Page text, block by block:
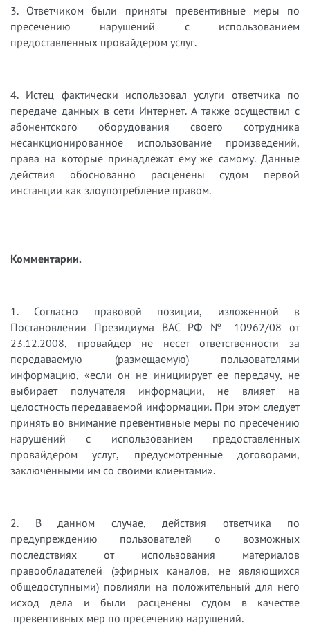
3. Ответчиком были приняты превентивные меры по
пресечению нарушений с использованием
предоставленных провайдером услуг.
4. Истец фактически использовал услуги ответчика по
передаче данных в сети Интернет. А также осуществил с
абонентского оборудования своего сотрудника
несанкционированное использование произведений,
права на которые принадлежат ему же самому. Данные
действия обоснованно расценены судом первой
инстанции как злоупотребление правом.
Комментарии.
1. Согласно правовой позиции, изложенной в
Постановлении Президиума ВАС РФ № 10962/08 от
23.12.2008, провайдер не несет ответственности за
передаваемую (размещаемую) пользователями
информацию, «если он не инициирует ее передачу, не
выбирает получателя информации, не влияет на
целостность передаваемой информации. При этом следует
принять во внимание превентивные меры по пресечению
нарушений с использованием предоставленных
провайдером услуг, предусмотренные договорами,
заключенными им со своими клиентами».
2. В данном случае, действия ответчика по
предупреждению пользователей о возможных
последствиях от использования материалов
правообладателей (эфирных каналов, не являющихся
общедоступными) повлияли на положительный для него
исход дела и были расценены судом в качестве
превентивных мер по пресечению нарушений.